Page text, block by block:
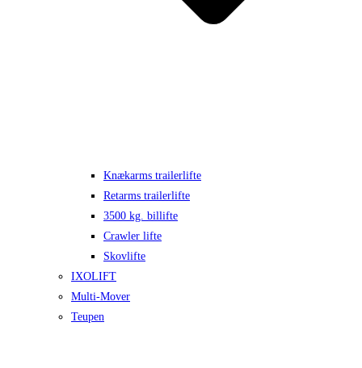
Knækarms trailerlifte
Retarms trailerlifte
3500 kg. billifte
Crawler lifte
Skovlifte
IXOLIFT
Multi-Mover
Teupen